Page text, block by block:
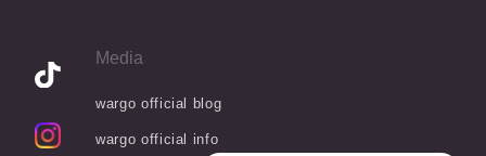
Media
wargo official blog
wargo official info